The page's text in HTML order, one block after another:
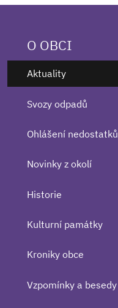
O OBCI
Aktuality
Svozy odpadů
Ohlášení nedostatků
Novinky z okolí
Historie
Kulturní památky
Kroniky obce
Vzpomínky a besedy